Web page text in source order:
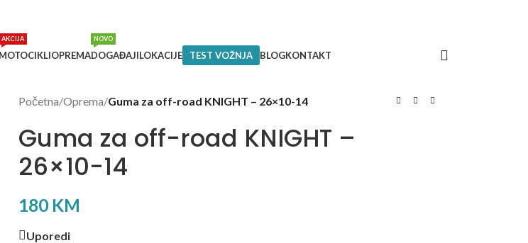
MOTOCIKLI
AKCIJA
OPREMADOGAĐAJI
NOVO
LOKACIJE TEST VOŽNJA BLOGKONTAKT
Početna/Oprema/Guma za off-road KNIGHT – 26×10-14
Guma za off-road KNIGHT –
26×10-14
180 KM
Uporedi